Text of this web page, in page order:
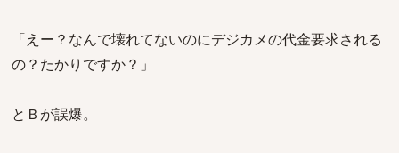
「えー？なんで壊れてないのにデジカメの代金要求される
の？たかりですか？」
とＢが誤爆。